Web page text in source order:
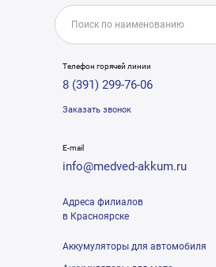
Телефон горячей линии
8 (391) 299-76-06
Заказать звонок
E-mail
info@medved-akkum.ru
Адреса филиалов
в Красноярске
Аккумуляторы для автомобиля